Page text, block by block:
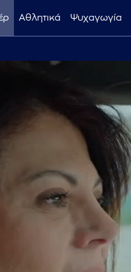
Αθλητικά Ψυχαγωγία